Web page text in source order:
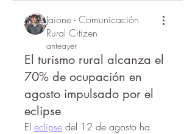
Jaione - Comunicación
Rural Citizen
anteayer
El turismo rural alcanza el
70% de ocupación en
agosto impulsado por el
eclipse
El eclipse del 12 de agosto ha
Acerca de
¡Hola! Te damos la bienvenida al
grupo 'Noticias' . Un espa...
Leer más